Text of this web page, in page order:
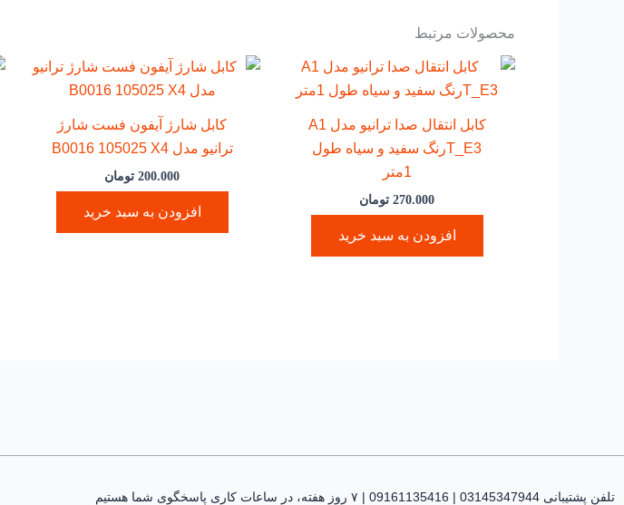
محصولات مرتبط
کابل انتقال صدا ترانیو مدل A1
T_E3رنگ سفید و سیاه طول
1متر
270.000 تومان
افزودن به سبد خرید
کابل شارژ آیفون فست شارژ
ترانیو مدل B0016 105025 X4
200.000 تومان
افزودن به سبد خرید
تلفن پشتیبانی 03145347944 | 09161135416 | ۷ روز هفته، در ساعات کاری پاسخگوی شما هستیم